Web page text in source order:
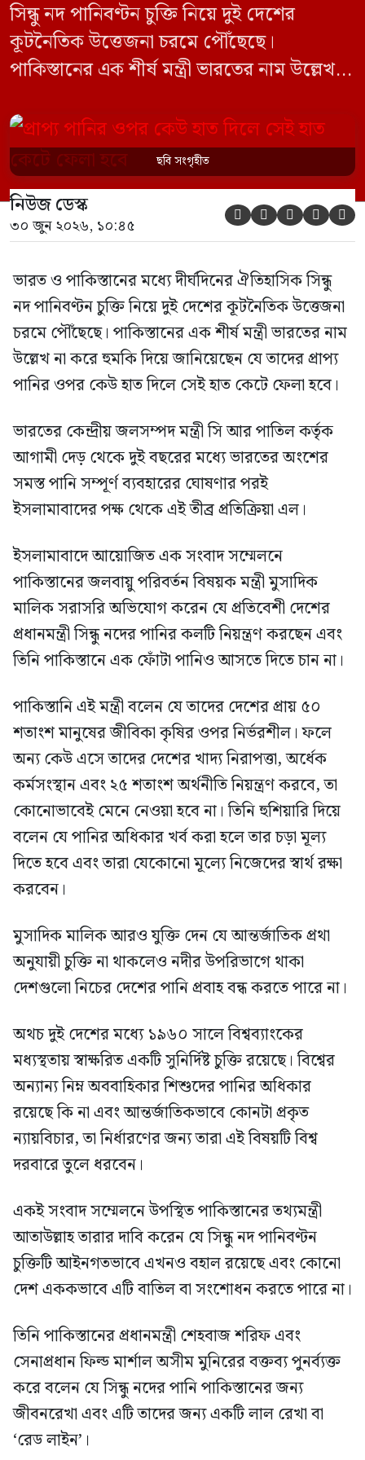
সিন্ধু নদ পানিবণ্টন চুক্তি নিয়ে দুই দেশের
কূটনৈতিক উত্তেজনা চরমে পৌঁছেছে।
পাকিস্তানের এক শীর্ষ মন্ত্রী ভারতের নাম উল্লেখ না
পানির ওপর কেউ হাত দিলে সেই হাত কেটে
ফেলা হবে। ভারতের কেন্দ্রীয় জলসম্পদ মন্ত্রী সি
আর পাতিল কর্তৃক আগামী দেড় থেকে দুই বছরের
[…]
ছবি সংগৃহীত
নিউজ ডেস্ক
৩০ জুন ২০২৬, ১০:৪৫     
ভারত ও পাকিস্তানের মধ্যে দীর্ঘদিনের ঐতিহাসিক সিন্ধু
নদ পানিবণ্টন চুক্তি নিয়ে দুই দেশের কূটনৈতিক উত্তেজনা
চরমে পৌঁছেছে। পাকিস্তানের এক শীর্ষ মন্ত্রী ভারতের নাম
উল্লেখ না করে হুমকি দিয়ে জানিয়েছেন যে তাদের প্রাপ্য
পানির ওপর কেউ হাত দিলে সেই হাত কেটে ফেলা হবে।
ভারতের কেন্দ্রীয় জলসম্পদ মন্ত্রী সি আর পাতিল কর্তৃক
আগামী দেড় থেকে দুই বছরের মধ্যে ভারতের অংশের
সমস্ত পানি সম্পূর্ণ ব্যবহারের ঘোষণার পরই
ইসলামাবাদের পক্ষ থেকে এই তীব্র প্রতিক্রিয়া এল।
ইসলামাবাদে আয়োজিত এক সংবাদ সম্মেলনে
পাকিস্তানের জলবায়ু পরিবর্তন বিষয়ক মন্ত্রী মুসাদিক
মালিক সরাসরি অভিযোগ করেন যে প্রতিবেশী দেশের
প্রধানমন্ত্রী সিন্ধু নদের পানির কলটি নিয়ন্ত্রণ করছেন এবং
তিনি পাকিস্তানে এক ফোঁটা পানিও আসতে দিতে চান না।
পাকিস্তানি এই মন্ত্রী বলেন যে তাদের দেশের প্রায় ৫০
শতাংশ মানুষের জীবিকা কৃষির ওপর নির্ভরশীল। ফলে
অন্য কেউ এসে তাদের দেশের খাদ্য নিরাপত্তা, অর্ধেক
কর্মসংস্থান এবং ২৫ শতাংশ অর্থনীতি নিয়ন্ত্রণ করবে, তা
কোনোভাবেই মেনে নেওয়া হবে না। তিনি হুশিয়ারি দিয়ে
বলেন যে পানির অধিকার খর্ব করা হলে তার চড়া মূল্য
দিতে হবে এবং তারা যেকোনো মূল্যে নিজেদের স্বার্থ রক্ষা
করবেন।
মুসাদিক মালিক আরও যুক্তি দেন যে আন্তর্জাতিক প্রথা
অনুযায়ী চুক্তি না থাকলেও নদীর উপরিভাগে থাকা
দেশগুলো নিচের দেশের পানি প্রবাহ বন্ধ করতে পারে না।
অথচ দুই দেশের মধ্যে ১৯৬০ সালে বিশ্বব্যাংকের
মধ্যস্থতায় স্বাক্ষরিত একটি সুনির্দিষ্ট চুক্তি রয়েছে। বিশ্বের
অন্যান্য নিম্ন অববাহিকার শিশুদের পানির অধিকার
রয়েছে কি না এবং আন্তর্জাতিকভাবে কোনটা প্রকৃত
ন্যায়বিচার, তা নির্ধারণের জন্য তারা এই বিষয়টি বিশ্ব
দরবারে তুলে ধরবেন।
একই সংবাদ সম্মেলনে উপস্থিত পাকিস্তানের তথ্যমন্ত্রী
আতাউল্লাহ তারার দাবি করেন যে সিন্ধু নদ পানিবণ্টন
চুক্তিটি আইনগতভাবে এখনও বহাল রয়েছে এবং কোনো
দেশ এককভাবে এটি বাতিল বা সংশোধন করতে পারে না।
তিনি পাকিস্তানের প্রধানমন্ত্রী শেহবাজ শরিফ এবং
সেনাপ্রধান ফিল্ড মার্শাল অসীম মুনিরের বক্তব্য পুনর্ব্যক্ত
করে বলেন যে সিন্ধু নদের পানি পাকিস্তানের জন্য
জীবনরেখা এবং এটি তাদের জন্য একটি লাল রেখা বা
‘রেড লাইন’।